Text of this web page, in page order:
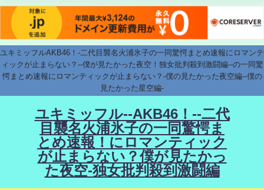
ユキミッフルAKB46！-二代目襲名火浦氷子の一同驚愕まとめ速報にロマンテ
ィックが止まらない？--僕が見たかった夜空！独女批判殺到激闘編--の一同驚
愕まとめ速報にロマンティックが止まらない？-僕の見たかった夜空編--僕の
見たかった星空編-
ユキミッフル--AKB46！--二代
目襲名火浦氷子の一同驚愕ま
とめ速報！にロマンティック
が止まらない？僕が見たかっ
た夜空-独女批判殺到激闘編